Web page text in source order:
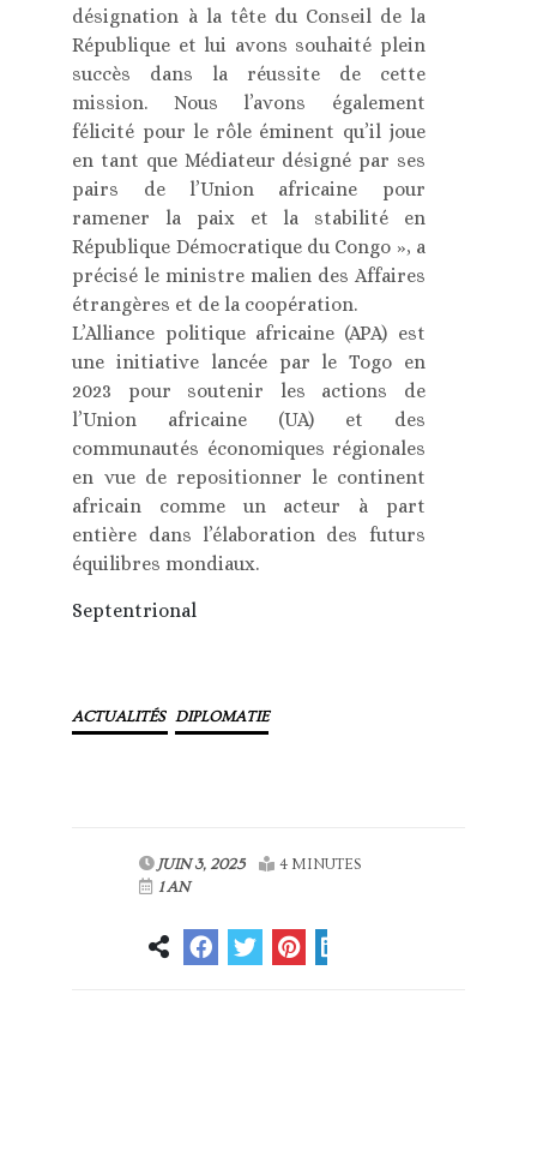
désignation à la tête du Conseil de la
République et lui avons souhaité plein
succès dans la réussite de cette
mission. Nous l’avons également
félicité pour le rôle éminent qu’il joue
en tant que Médiateur désigné par ses
pairs de l’Union africaine pour
ramener la paix et la stabilité en
République Démocratique du Congo », a
précisé le ministre malien des Affaires
étrangères et de la coopération.
L’Alliance politique africaine (APA) est
une initiative lancée par le Togo en
2023 pour soutenir les actions de
l’Union africaine (UA) et des
communautés économiques régionales
en vue de repositionner le continent
africain comme un acteur à part
entière dans l’élaboration des futurs
équilibres mondiaux.
Septentrional
ACTUALITÉS DIPLOMATIE
JUIN 3, 2025
4 MINUTES
1 AN